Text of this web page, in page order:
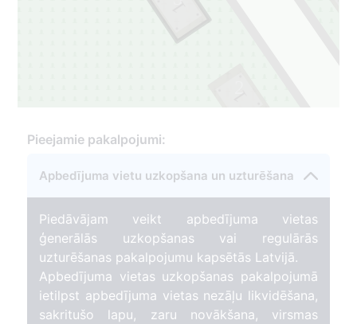
Pieejamie pakalpojumi:
Apbedījuma vietu uzkopšana un uzturēšana
Piedāvājam veikt apbedījuma vietas
ģenerālās uzkopšanas vai regulārās
uzturēšanas pakalpojumu kapsētās Latvijā.
Apbedījuma vietas uzkopšanas pakalpojumā
ietilpst apbedījuma vietas nezāļu likvidēšana,
sakritušo lapu, zaru novākšana, virsmas